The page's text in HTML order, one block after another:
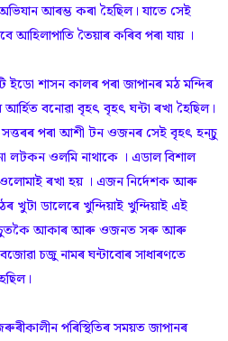
আৰম্ভ কৰা হৈছিল। যাতে সেই
আহিলাপাতি তৈয়াৰ কৰিব পৰা যায় ।
ইডো শাসন কালৰ পৰা জাপানৰ মঠ মন্দিৰ
বনোৱা বৃহৎ বৃহৎ ঘন্টা ৰখা হৈছিল।
সত্তৰৰ পৰা আশী টন ওজনৰ সেই বৃহৎ হন্চু
লটকন ওলমি নাথাকে । এডাল বিশাল
ওলোমাই ৰখা হয় । এজন নিৰ্দেশক আৰু
ডালেৰে খুন্দিয়াই খুন্দিয়াই এই
হন্চুতকৈ আকাৰ আৰু ওজনত সৰু আৰু
চজু নামৰ ঘন্টাবোৰ সাধাৰণতে
পৰিস্থিতিৰ সময়ত জাপানৰ